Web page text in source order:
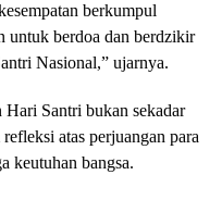
berkumpul
berdoa dan berdzikir
Nasional,” ujarnya.
Hari Santri bukan sekadar
atas perjuangan para
keutuhan bangsa.